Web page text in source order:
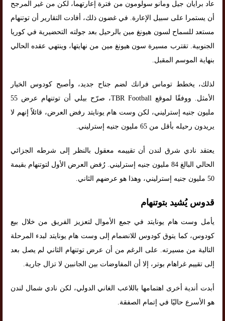
عاد برايان جيل ومانو سولومون من فترة إعارتهما، لكن من غير المرجح
أن يستمرا على سبيل الإعارة. في غضون ذلك، أفادت التقارير أن توتنهام
مستعد للسماح لسون هيونغ مين بالرحيل بعد جولته التحضيرية في كوريا
الجنوبية. تقترب مسيرة سون هيونغ مين من نهايتها، وينتهي عقده الحالي
بنهاية الموسم المقبل.
لذلك، يخطط توماس فرانك لضم جناح جديد، وأصبح كودوس الخيار
الأمثل. ووفقًا لموقع TBR Football، صرّح بيلي أن توتنهام عرض 55
مليون جنيه إسترليني، لكن وست هام يونايتد رفض العرض، قائلاً إنهم لا
يريدون رحيله بأقل من 65 مليون جنيه إسترليني.
يعتقد نادي شرق لندن أن تقييمه معقول بالنظر إلى شرطه الجزائي
الحالي البالغ 84 مليون جنيه إسترليني. رُفض العرض الأول لتوتنهام بقيمة
50 مليون جنيه إسترليني، وهذا هو عرضهم الثاني.
قدوس يُشيد بتوتنهام
يأمل وست هام يونايتد في جمع الأموال لتعزيز الفريق من خلال بيع
كودوس، كما يتوق كودوس للانضمام إلى وست هام يونايتد لبدء المرحلة
التالية من مسيرته. على الرغم من أن عرض توتنهام الثاني لم يصل بعد
إلى تقييم غراهام بوتر، إلا أن المفاوضات بين الجانبين لا تزال جارية.
أبدت أندية أخرى اهتمامها باللاعب الغاني الدولي، لكن نادي شمال لندن
هو الأسرع حاليًا في إتمام الصفقة.